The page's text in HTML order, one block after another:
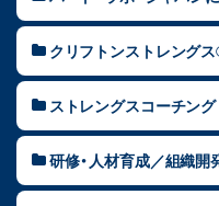
クリフトンストレング
ストレングスコーチング
研修・人材育成／組織開